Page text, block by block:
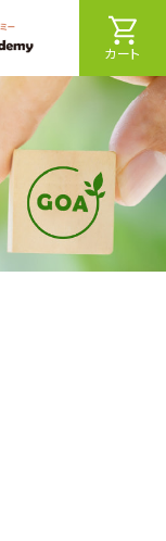
カート